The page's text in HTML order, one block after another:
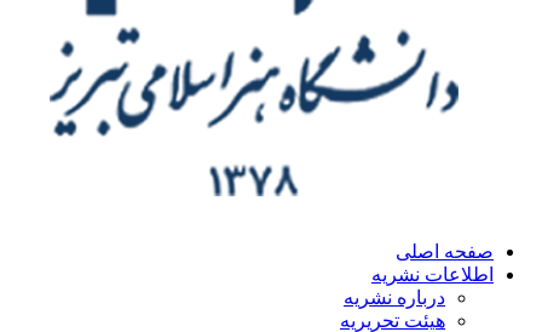
اصلی
نشریه
درباره نشریه
هیئت تحریریه